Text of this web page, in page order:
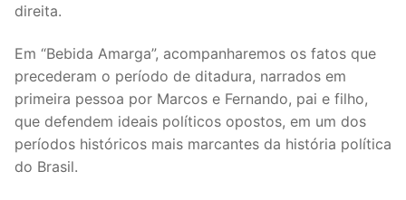
direita.
Em “Bebida Amarga”, acompanharemos os fatos que
precederam o período de ditadura, narrados em
primeira pessoa por Marcos e Fernando, pai e filho,
que defendem ideais políticos opostos, em um dos
períodos históricos mais marcantes da história política
do Brasil.